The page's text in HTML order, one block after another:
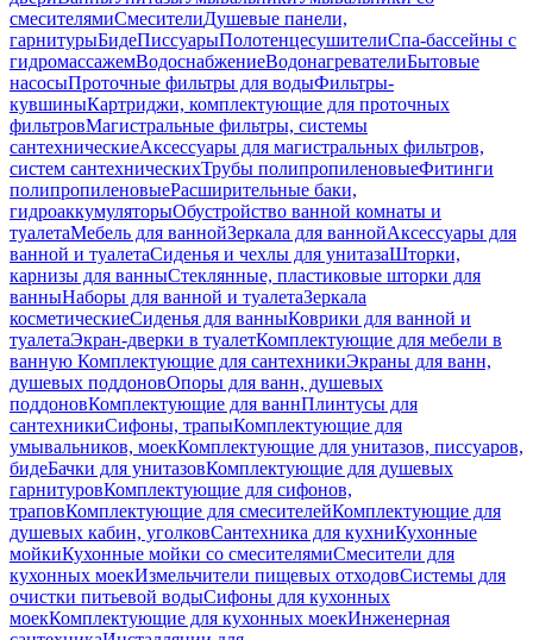
смесителямиСмесителиДушевые панели,
гарнитурыБидеПиссуарыПолотенцесушителиСпа-бассейны с
гидромассажемВодоснабжениеВодонагревателиБытовые
насосыПроточные фильтры для водыФильтры-
кувшиныКартриджи, комплектующие для проточных
фильтровМагистральные фильтры, системы
сантехническиеАксессуары для магистральных фильтров,
систем сантехническихТрубы полипропиленовыеФитинги
полипропиленовыеРасширительные баки,
гидроаккумуляторыОбустройство ванной комнаты и
туалетаМебель для ваннойЗеркала для ваннойАксессуары для
ванной и туалетаСиденья и чехлы для унитазаШторки,
карнизы для ванныСтеклянные, пластиковые шторки для
ванныНаборы для ванной и туалетаЗеркала
косметическиеСиденья для ванныКоврики для ванной и
туалетаЭкран-дверки в туалетКомплектующие для мебели в
ванную Комплектующие для сантехникиЭкраны для ванн,
душевых поддоновОпоры для ванн, душевых
поддоновКомплектующие для ваннПлинтусы для
сантехникиСифоны, трапыКомплектующие для
умывальников, моекКомплектующие для унитазов, писсуаров,
бидеБачки для унитазовКомплектующие для душевых
гарнитуровКомплектующие для сифонов,
траповКомплектующие для смесителейКомплектующие для
душевых кабин, уголковСантехника для кухниКухонные
мойкиКухонные мойки со смесителямиСмесители для
кухонных моекИзмельчители пищевых отходовСистемы для
очистки питьевой водыСифоны для кухонных
моекКомплектующие для кухонных моекИнженерная